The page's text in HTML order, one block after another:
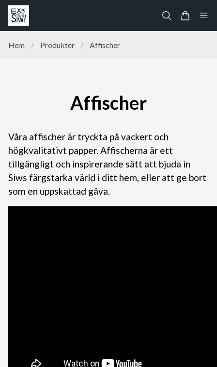
Hem / Produkter / Affischer
Affischer
Våra affischer är tryckta på vackert och
högkvalitativt papper. Affischerna är ett
tillgängligt och inspirerande sätt att bjuda in
Siws färgstarka värld i ditt hem, eller att ge bort
som en uppskattad gåva.